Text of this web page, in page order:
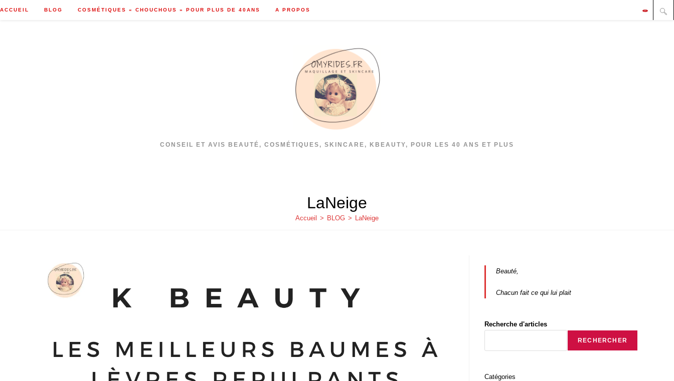
ACCUEIL BLOG COSMÉTIQUES « CHOUCHOUS » POUR PLUS DE 40ANS A PROPOS
CONSEIL ET AVIS BEAUTÉ, COSMÉTIQUES, SKINCARE, KBEAUTY, POUR LES 40 ANS ET PLUS
LaNeige
Accueil > BLOG > LaNeige
Beauté,
Chacun fait ce qui lui plait
Recherche d'articles
RECHERCHER
Catégories